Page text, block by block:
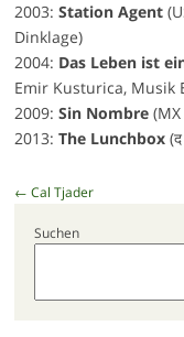
2003: Station Agent
Dinklage)
2004: Das Leben ist
Emir Kusturica, Musik
2009: Sin Nombre(MX
2013: The Lunchbox(द
Beitragsnavigation
← Cal Tjader
Suchen